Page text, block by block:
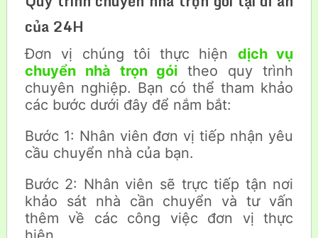
của 24H
Đơn vị chúng tôi thực hiện dịch vụ
chuyển nhà trọn gói theo quy trình
chuyên nghiệp. Bạn có thể tham khảo
các bước dưới đây để nắm bắt:
Bước 1: Nhân viên đơn vị tiếp nhận yêu
cầu chuyển nhà của bạn.
Bước 2: Nhân viên sẽ trực tiếp tận nơi
khảo sát nhà cần chuyển và tư vấn
thêm về các công việc đơn vị thực